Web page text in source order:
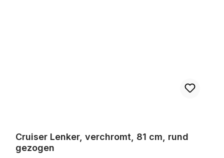
Cruiser Lenker, verchromt, 81 cm, rund
gezogen